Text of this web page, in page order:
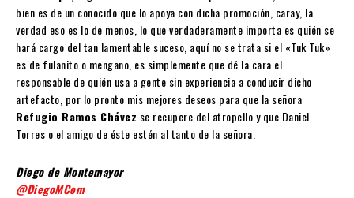
bien es de un conocido que lo apoya con dicha promoción, caray, la
verdad eso es lo de menos, lo que verdaderamente importa es quién se
hará cargo del tan lamentable suceso, aquí no se trata si el «Tuk Tuk»
es de fulanito o mengano, es simplemente que dé la cara el
responsable de quién usa a gente sin experiencia a conducir dicho
artefacto, por lo pronto mis mejores deseos para que la señora
Refugio Ramos Chávez se recupere del atropello y que Daniel
Torres o el amigo de éste estén al tanto de la señora.
Diego de Montemayor
@DiegoMCom